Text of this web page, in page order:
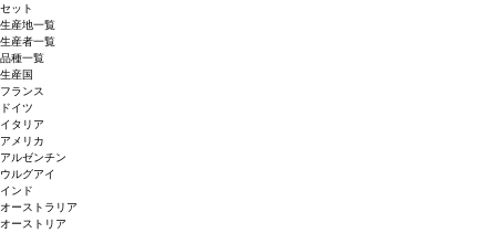
セット
生産地一覧
生産者一覧
品種一覧
生産国
フランス
ドイツ
イタリア
アメリカ
アルゼンチン
ウルグアイ
インド
オーストラリア
オーストリア